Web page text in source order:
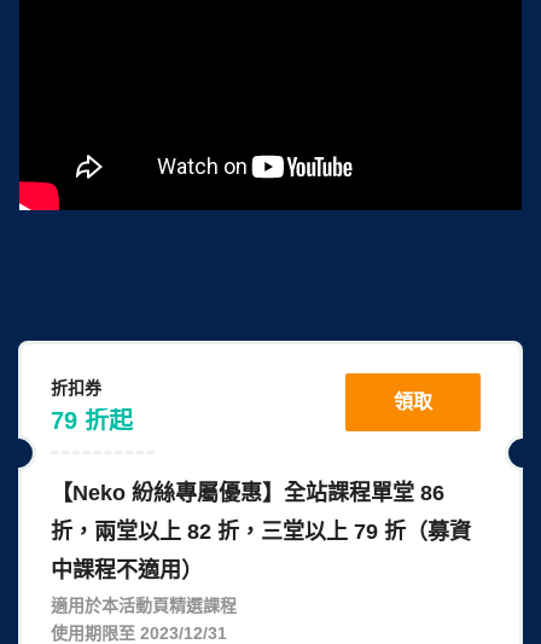
折扣券
79 折起
【Neko 紛絲專屬優惠】全站課程單堂 86
折，兩堂以上 82 折，三堂以上 79 折（募資
中課程不適用）
適用於本活動頁精選課程
使用期限至 2023/12/31
領取